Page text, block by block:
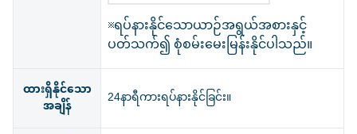
※ရပ်နားနိုင်သောယာဉ်အရွယ်အစားနှင့်
ပတ်သက်၍ စုံစမ်းမေးမြန်းနိုင်ပါသည်။
ထားရှိနိုင်သော
အချိန် 24နာရီကားရပ်နားနိုင်ခြင်း။